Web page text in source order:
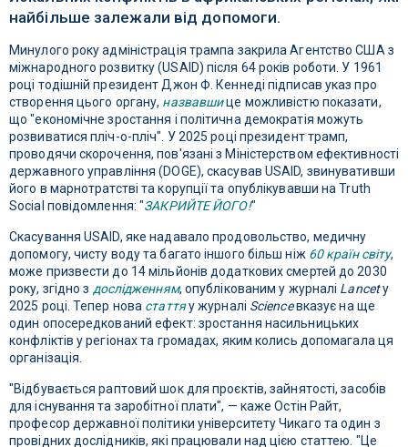
найбільше залежали від допомоги.
Минулого року адміністрація трампа закрила Агентство США з
міжнародного розвитку (USAID) після 64 років роботи. У 1961
році тодішній президент Джон Ф. Кеннеді підписав указ про
створення цього органу, назвавшице можливістю показати,
що "економічне зростання і політична демократія можуть
розвиватися пліч-о-пліч". У 2025 році президент трамп,
проводячи скорочення, пов'язані з Міністерством ефективності
державного управління (DOGE), скасував USAID, звинувативши
його в марнотратстві та корупції та опублікувавши на Truth
Social повідомлення: "ЗАКРИЙТЕ ЙОГО!"
Скасування USAID, яке надавало продовольство, медичну
допомогу, чисту воду та багато іншого більш ніж 60 країн світу,
може призвести до 14 мільйонів додаткових смертей до 2030
року, згідно з дослідженням, опублікованим у журналі Lancetу
2025 році. Тепер нова статтяу журналі Scienceвказує на ще
один опосередкований ефект: зростання насильницьких
конфліктів у регіонах та громадах, яким колись допомагала ця
організація.
"Відбувається раптовий шок для проєктів, зайнятості, засобів
для існування та заробітної плати", — каже Остін Райт,
професор державної політики університету Чикаго та один з
провідних дослідників, які працювали над цією статтею. "Це